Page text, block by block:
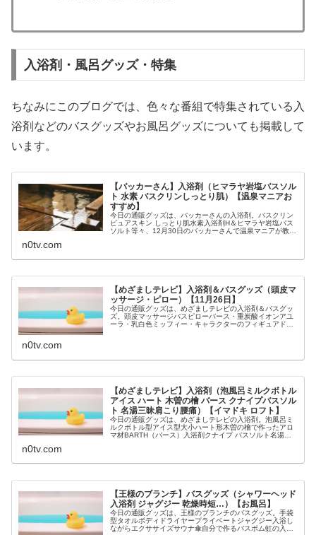
入浴剤・風呂グッズ・特集
ちなみにこのブログでは、色々な番組で特集されている入
浴剤などのバスグッズやお風呂グッズについても掲載して
います。
【バッカーさん】入浴剤（ヒマラヤ岩塩バスソル
ト 水素 バスクリンしっとり肌）【温泉マニアお
すすめ】
今日の通販グッズは、バッカーさんの入浴剤。バスクリン
ピュアスキン しっとり肌水素入浴剤H＆ヒマラヤ岩塩バス
ソルト等々、12月30日のバッカーさんで温泉マニアが教え
n0tv.com
【めざましテレビ】入浴剤＆バスグッズ（頭皮マ
ッサージ・ピロー）【11月26日】
今日の通販グッズは、めざましテレビの入浴剤＆バスグッ
ズ。頭皮マッサージバスピローバース・重炭酸イオンアユ
ーラ・乳白色ミッフィー・キャラクターのフィギュアドン
n0tv.com
【めざましテレビ】入浴剤（泡風呂ミルクボトル
アイス ハート 木曽の檜 バース クナイプバスソル
ト 名湯三昧肩こり腰痛）【イマドキ ロフト】
今日の通販グッズは、めざましテレビの入浴剤。泡風呂ミ
ルクボトル型アイス型大小ハート形木曽の檜で作ったアロ
マ材BARTH（バース）入浴剤クナイプ バスソルト名湯三
n0tv.com
【王様のブランチ】バスグッズ（シャワーヘッド
入浴剤 ジャグジー 乾燥時短…）【お風呂】
今日の通販グッズは、王様のブランチのバスグッズ。手袋
型タオルボディドライヤープライベートジャグジー入浴し
ながらエクササイズサウナ傘自分で作るバスボム虹の入浴